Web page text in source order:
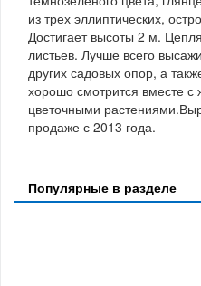
из трех эллиптических,
Достигает высоты 2 м.
листьев. Лучше всего
других садовых опор, а
хорошо смотрится вместе с
цветочными
продаже с 2013 года.
Популярные в разделе